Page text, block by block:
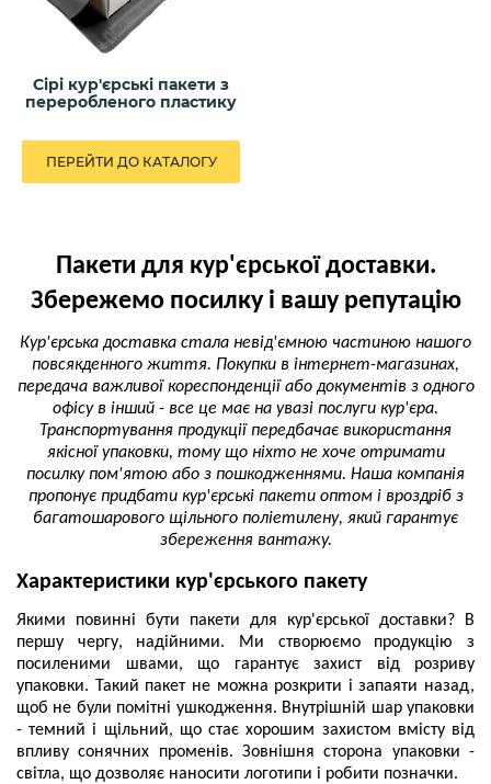
Сірі кур'єрські пакети з
переробленого пластику
ПЕРЕЙТИ ДО КАТАЛОГУ
Пакети для кур'єрської доставки.
Збережемо посилку і вашу репутацію
Кур'єрська доставка стала невід'ємною частиною нашого
повсякденного життя. Покупки в інтернет-магазинах,
передача важливої кореспонденції або документів з одного
офісу в інший - все це має на увазі послуги кур'єра.
Транспортування продукції передбачає використання
якісної упаковки, тому що ніхто не хоче отримати
посилку пом'ятою або з пошкодженнями. Наша компанія
пропонує придбати кур'єрські пакети оптом і вроздріб з
багатошарового щільного поліетилену, який гарантує
збереження вантажу.
Характеристики кур'єрського пакету
Якими повинні бути пакети для кур'єрської доставки? В
першу чергу, надійними. Ми створюємо продукцію з
посиленими швами, що гарантує захист від розриву
упаковки. Такий пакет не можна розкрити і запаяти назад,
щоб не були помітні ушкодження. Внутрішній шар упаковки
- темний і щільний, що стає хорошим захистом вмісту від
впливу сонячних променів. Зовнішня сторона упаковки -
світла, що дозволяє наносити логотипи і робити позначки.